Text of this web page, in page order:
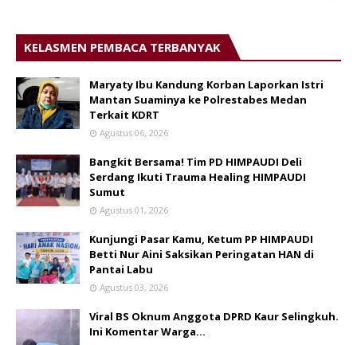
KELASMEN PEMBACA TERBANYAK
Maryaty Ibu Kandung Korban Laporkan Istri
Mantan Suaminya ke Polrestabes Medan
Terkait KDRT
Agustus 06, 2026
Bangkit Bersama! Tim PD HIMPAUDI Deli
Serdang Ikuti Trauma Healing HIMPAUDI
Sumut
Agustus 01, 2026
Kunjungi Pasar Kamu, Ketum PP HIMPAUDI
Betti Nur Aini Saksikan Peringatan HAN di
Pantai Labu
Agustus 03, 2026
Viral BS Oknum Anggota DPRD Kaur Selingkuh.
Ini Komentar Warga…